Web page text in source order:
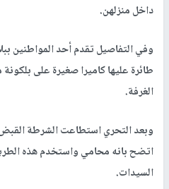
داخل منزلهن.
وفي التفاصيل تقدم أحد المواطنين
طائرة عليها كاميرا صغيرة على
الغرفة.
وبعد التحري استطاعت الشرطة
اتضح بانه محامي واستخدم هذه
السيدات.